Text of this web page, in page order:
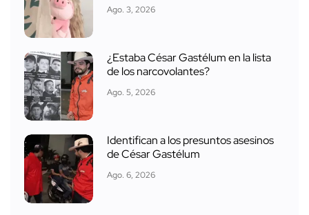
Ago. 3, 2026
¿Estaba César Gastélum en la lista
de los narcovolantes?
Ago. 5, 2026
Identifican a los presuntos asesinos
de César Gastélum
Ago. 6, 2026